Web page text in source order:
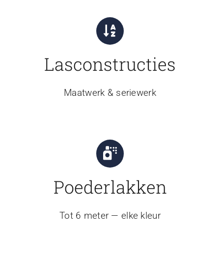
Lasconstructies
Maatwerk & seriewerk
Poederlakken
Tot 6 meter — elke kleur